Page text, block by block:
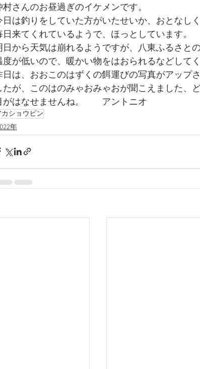
村さんのお昼過ぎのイケメンです。
日は釣りをしていた方がいたせいか、おとなし
日来てくれているようで、ほっとしています。
日から天気は崩れるようですが、八東ふるさと
度が低いので、暖かい物をはおられるなどしてく
日は、おおこのはずくの餌運びの写真がアップ
たが、このはのみゃおみゃおが聞こえました、
がはなせませんね。　　アントニオ
カショウビン
年